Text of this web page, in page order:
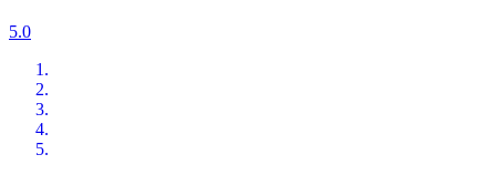
5.0